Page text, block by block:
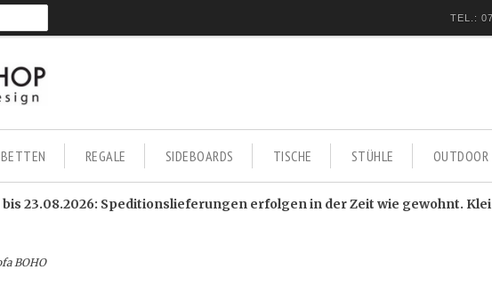
TEL.:
BETTEN REGALE SIDEBOARDS TISCHE STÜHLE
23.08.2026: Speditionslieferungen erfolgen in der Zeit wie gewohnt.
BOHO